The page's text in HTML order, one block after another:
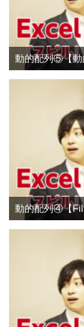
動的配列⑤【動
動的配列④【